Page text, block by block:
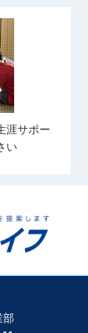
涯サポー
い
部